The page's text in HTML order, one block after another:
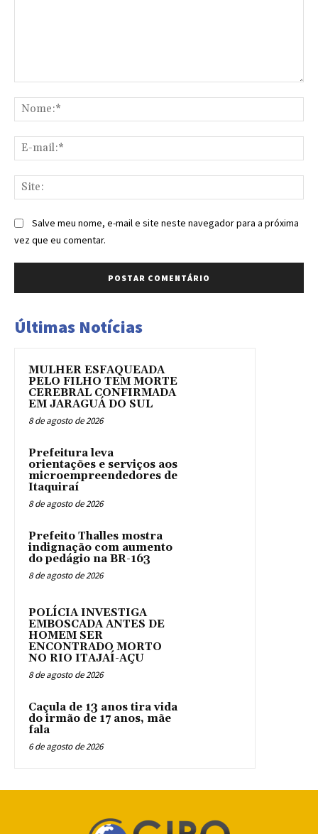
Salve meu nome, e-mail e site neste navegador para a próxima
vez que eu comentar.
Últimas Notícias
MULHER ESFAQUEADA
PELO FILHO TEM MORTE
CEREBRAL CONFIRMADA
EM JARAGUÁ DO SUL
8 de agosto de 2026
Prefeitura leva
orientações e serviços aos
microempreendedores de
Itaquiraí
8 de agosto de 2026
Prefeito Thalles mostra
indignação com aumento
do pedágio na BR-163
8 de agosto de 2026
POLÍCIA INVESTIGA
EMBOSCADA ANTES DE
HOMEM SER
ENCONTRADO MORTO
NO RIO ITAJAÍ-AÇU
8 de agosto de 2026
Caçula de 13 anos tira vida
do irmão de 17 anos, mãe
fala
6 de agosto de 2026